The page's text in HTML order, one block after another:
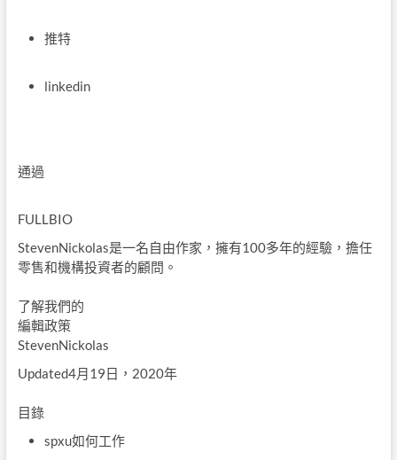
推特
linkedin
通過
FULLBIO
StevenNickolas是一名自由作家，擁有100多年的經驗，擔任
零售和機構投資者的顧問。
了解我們的
編輯政策
StevenNickolas
Updated4月19日，2020年
目錄
spxu如何工作